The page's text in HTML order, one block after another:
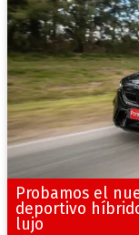
Probamos el
deportivo
lujo